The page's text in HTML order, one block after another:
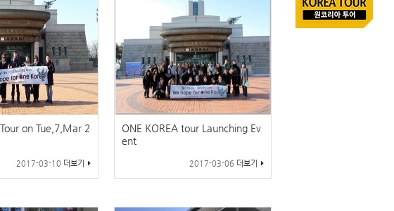
on Tue,7,Mar 2
2017-03-10 더보기
ONE KOREA tour Launching Ev
ent
2017-03-06 더보기